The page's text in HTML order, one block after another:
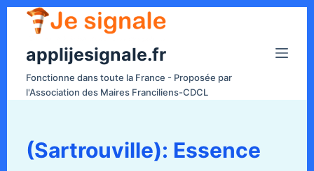
applijesignale.fr
Fonctionne dans toute la France - Proposée par
l'Association des Maires Franciliens-CDCL
(Sartrouville): Essence